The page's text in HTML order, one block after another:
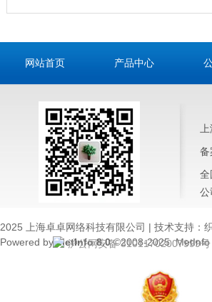
网站首页 产品中心
备
全
公
2025 上海卓卓网络科技有限公司 | 技术支持：
Powered byMetInfo 8.0©2008-2025MetInfo
沪公网安备 31011702007999号
您好，请问有什么可以帮您？